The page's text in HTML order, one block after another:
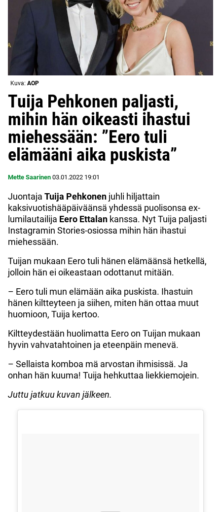
Kuva: AOP
Tuija Pehkonen paljasti,
mihin hän oikeasti ihastui
miehessään: ”Eero tuli
elämääni aika puskista”
Mette Saarinen 03.01.2022 19:01
Juontaja Tuija Pehkonen juhli hiljattain
kaksivuotishääpäiväänsä yhdessä puolisonsa ex-
lumilautailija Eero Ettalan kanssa. Nyt Tuija paljasti
Instagramin Stories-osiossa mihin hän ihastui
miehessään.
Tuijan mukaan Eero tuli hänen elämäänsä hetkellä,
jolloin hän ei oikeastaan odottanut mitään.
– Eero tuli mun elämään aika puskista. Ihastuin
hänen kiltteyteen ja siihen, miten hän ottaa muut
huomioon, Tuija kertoo.
Kiltteydestään huolimatta Eero on Tuijan mukaan
hyvin vahvatahtoinen ja eteenpäin menevä.
– Sellaista komboa mä arvostan ihmisissä. Ja
onhan hän kuuma! Tuija hehkuttaa liekkiemojein.
Juttu jatkuu kuvan jälkeen.